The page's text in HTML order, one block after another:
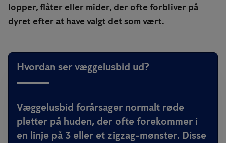
lopper, flåter eller mider, der ofte forbliver på
dyret efter at have valgt det som vært.
Hvordan ser væggelusbid ud?
Væggelusbid forårsager normalt røde
pletter på huden, der ofte forekommer i
en linje på 3 eller et zigzag-mønster. Disse